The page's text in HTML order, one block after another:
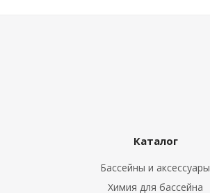
Каталог
Бассейны и аксессуары
Химия для бассейна